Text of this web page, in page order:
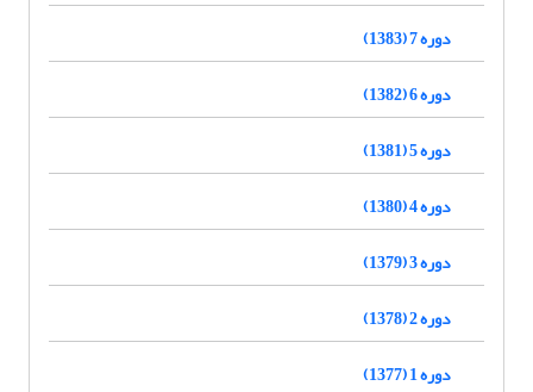
دوره 7 (1383)
دوره 6 (1382)
دوره 5 (1381)
دوره 4 (1380)
دوره 3 (1379)
دوره 2 (1378)
دوره 1 (1377)